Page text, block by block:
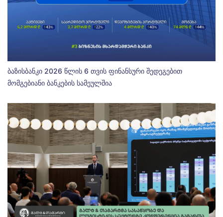
ბაზისბანკი 2026 წლის 6 თვის ფინანსური შედეგებით
მომგებიანი ბანკების სამეულშია